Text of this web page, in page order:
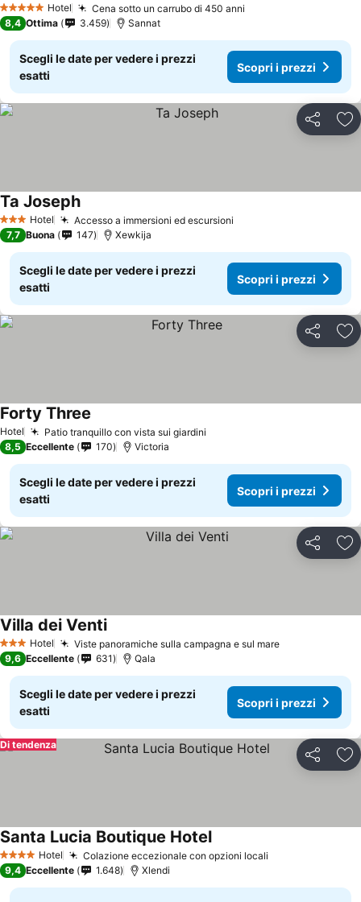
5 Stelle Hotel Cena sotto un carrubo di 450 anni
8,4 Ottima 3.459 Sannat
Scegli le date per vedere i prezzi
esatti
Scopri i prezzi
Condividi
3 StelleHotel Accesso a immersioni ed escursioni
Ta Joseph
7,7 Buona 147 Xewkija
Scegli le date per vedere i prezzi
esatti
Scopri i prezzi
Condividi
Hotel Patio tranquillo con vista sui giardini
Forty Three
8,5 Eccellente 170 Victoria
Scegli le date per vedere i prezzi
esatti
Scopri i prezzi
Condividi
3 StelleHotel Viste panoramiche sulla campagna e sul mare
Villa dei Venti
9,6 Eccellente 631 Qala
Scegli le date per vedere i prezzi
esatti
Scopri i prezzi
Condividi
Di tendenza
4 Stelle Hotel Colazione eccezionale con opzioni locali
Santa Lucia Boutique Hotel
9,4 Eccellente 1.648 Xlendi